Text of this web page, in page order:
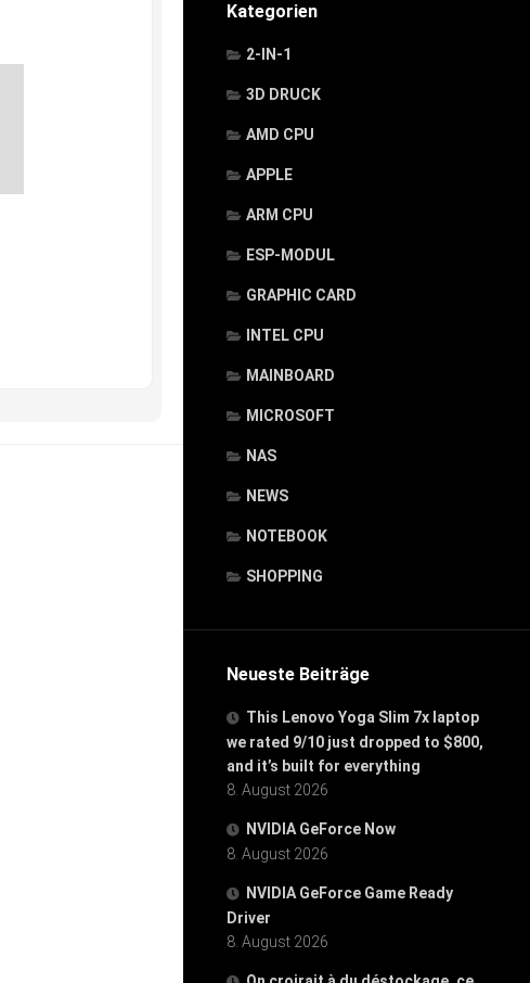
Kategorien
2-IN-1
3D DRUCK
AMD CPU
APPLE
ARM CPU
ESP-MODUL
GRAPHIC CARD
INTEL CPU
MAINBOARD
MICROSOFT
NAS
NEWS
NOTEBOOK
SHOPPING
Neueste Beiträge
This Lenovo Yoga Slim 7x laptop
we rated 9/10 just dropped to $800,
and it’s built for everything
8. August 2026
NVIDIA GeForce Now
8. August 2026
NVIDIA GeForce Game Ready
Driver
8. August 2026